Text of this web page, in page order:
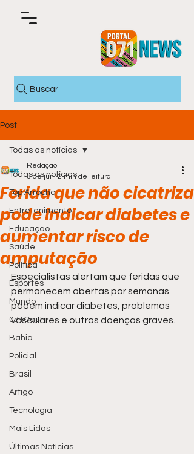
Buscar
Post
Todas as notícias
Top Arrocha
Entretenimento
Educação
Saúde
Política
Esportes
Mundo
071Cast
Bahia
Policial
Brasil
Artigo
Tecnologia
Mais Lidas
Últimas Notícias
Todas as notícias
Ferida que não cicatriza
pode indicar diabetes e
aumentar risco de
amputação
Redação
3 de jun. 2 min de leitura
Especialistas alertam que feridas que
permanecem abertas por semanas
podem indicar diabetes, problemas
vasculares e outras doenças graves.